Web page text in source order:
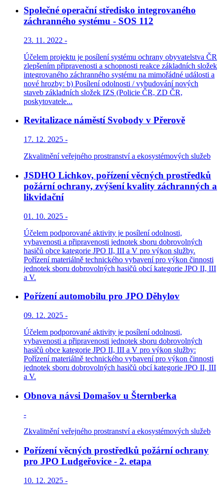
Společné operační středisko integrovaného
záchranného systému - SOS 112
23. 11. 2022 -
Účelem projektu je posílení systému ochrany obyvatelstva ČR
zlepšením připravenosti a schopnosti reakce základních složek
integrovaného záchranného systému na mimořádné události a
nové hrozby: b) Posílení odolnosti / vybudování nových
staveb základních složek IZS (Policie ČR, ZD ČR,
poskytovatele...
Revitalizace náměstí Svobody v Přerově
17. 12. 2025 -
Zkvalitnění veřejného prostranství a ekosystémových služeb
JSDHO Lichkov, pořízení věcných prostředků
požární ochrany, zvýšení kvality záchranných a
likvidační
01. 10. 2025 -
Účelem podporované aktivity je posílení odolnosti,
vybavenosti a připravenosti jednotek sboru dobrovolných
hasičů obce kategorie JPO II, III a V pro výkon služby.
Pořízení materiálně technického vybavení pro výkon činnosti
jednotek sboru dobrovolných hasičů obcí kategorie JPO II, III
a V.
Pořízení automobilu pro JPO Děhylov
09. 12. 2025 -
Účelem podporované aktivity je posílení odolnosti,
vybavenosti a připravenosti jednotek sboru dobrovolných
hasičů obce kategorie JPO II, III a V pro výkon služby:
Pořízení materiálně technického vybavení pro výkon činnosti
jednotek sboru dobrovolných hasičů obcí kategorie JPO II, III
a V.
Obnova návsi Domašov u Šternberka
-
Zkvalitnění veřejného prostranství a ekosystémových služeb
Pořízení věcných prostředků požární ochrany
pro JPO Ludgeřovice - 2. etapa
10. 12. 2025 -